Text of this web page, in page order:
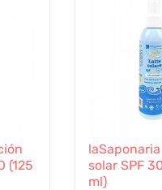
(125
solar SPF
ml)